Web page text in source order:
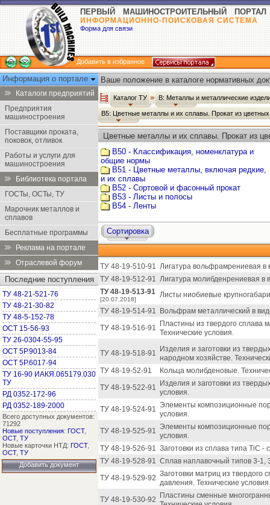
ПЕРВЫЙ МАШИНОСТРОИТЕЛЬНЫЙ ПОРТАЛ
ИНФОРМАЦИОННО-ПОИСКОВАЯ СИСТЕМА
Форма для связи
Добавить в избранное
Информация о портале
Каталоги предприятий
Предприятия
машиностроения
Поставщики проката,
поковок, отливок
Работы и услуги для
машиностроения
Библиотека портала
ГОСТы, ОСТы, ТУ
Марочник металлов и
сплавов
Бесплатные программы
Реклама на портале
Отраслевой форум
Последние поступления
ТУ 48-21-521-76
ТУ 48-21-30-82
ТУ 48-5-152-78
ОСТ 15-56-93
ТУ 26-0304-55-95
ОСТ 5Р.9013-84
ОСТ 5Р.6017-94
ТУ 16-90 ИАКЯ.065179.030
ТУ
РД 0352-172-96
РД 0352-189-2000
Всего доступных документов:
71292
Новые поступления: ГОСТ,
ОСТ, ТУ
Новые карточки НТД: ГОСТ,
ОСТ, ТУ
Добавить документ
Ваше положение в каталоге нормативных
Каталог ТУ В: Металлы и металлические
В5: Цветные металлы и их сплавы. Прокат из
Цветные металлы и их сплавы. Прокат из
В50 - Классификация, номенклатура и
общие нормы
В51 - Цветные металлы, включая редкие,
и их сплавы
В52 - Сортовой и фасонный прокат
В53 - Листы и полосы
В54 - Ленты
Сортировка
ТУ 48-19-510-91 Лигатура вольфрамрениевая в
ТУ 48-19-512-91 Лигатура молибденрениевая в
ТУ 48-19-513-91
[20.07.2018]
Листы ниобиевые
ТУ 48-19-514-91
Вольфрам металлический в
ТУ 48-19-516-91
Пластины из твердого сплава
Технические условия.
ТУ 48-19-518-91
Изделия и заготовки из
народном хозяйстве.
ТУ 48-19-52-91
Кольца молибденовые.
ТУ 48-19-522-91
Изделия и заготовки из
условия.
ТУ 48-19-524-91 Элементы композиционные
условия.
ТУ 48-19-525-91 Элементы композиционные
условия.
ТУ 48-19-526-91 Заготовки из сплава типа ТiС -
ТУ 48-19-528-91 Сплав наплавочный типов 3-1,
ТУ 48-19-529-92 Заготовки матриц из твердого
давления. Технические условия.
ТУ 48-19-530-92
Пластины сменные